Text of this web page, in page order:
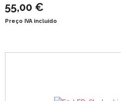
55,00 €
Preço IVA incluído